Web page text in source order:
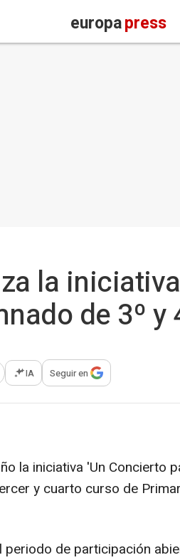
europapress
la
de 3º y
opciones para compartir
IA Seguir en
la iniciativa 'Un Concierto
y cuarto curso de
de participación